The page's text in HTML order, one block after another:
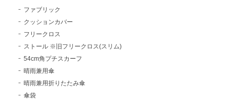
ファブリック
クッションカバー
フリークロス
ストール ※旧フリークロス(スリム)
54cm角プチスカーフ
晴雨兼用傘
晴雨兼用折りたたみ傘
傘袋